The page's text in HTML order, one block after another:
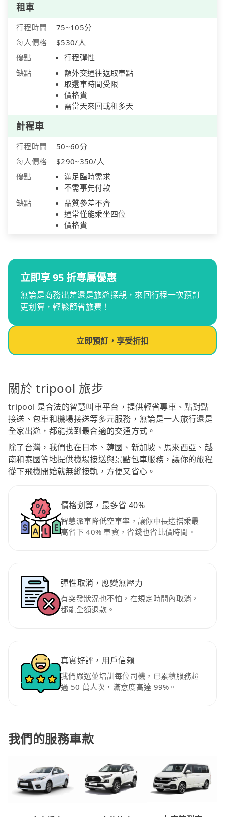
租車
行程時間
75~105分
每人價格
$530/人
優點
行程彈性
缺點
額外交通往返取車點
取還車時間受限
價格貴
需當天來回或租多天
計程車
行程時間
50~60分
每人價格
$290~350/人
優點
滿足臨時需求
不需事先付款
缺點
品質參差不齊
通常僅能乘坐四位
價格貴
立即享 95 折專屬優惠
無論是商務出差還是旅遊探親，來回行程一次預訂
更划算，輕鬆節省旅費！
立即預訂，享受折扣
關於 tripool 旅步
tripool 是合法的智慧叫車平台，提供輕省專車、點對點
接送、包車和機場接送等多元服務，無論是一人旅行還是
全家出遊，都能找到最合適的交通方式。
除了台灣，我們也在日本、韓國、新加坡、馬來西亞、越
南和泰國等地提供機場接送與景點包車服務，讓你的旅程
從下飛機開始就無縫接軌，方便又省心。
價格划算，最多省 40%
智慧派車降低空車率，讓你中長途搭乘最
高省下 40% 車資，省錢也省比價時間。
彈性取消，應變無壓力
有突發狀況也不怕，在規定時間內取消，
都能全額退款。
真實好評，用戶信賴
我們嚴選並培訓每位司機，已累積服務超
過 50 萬人次，滿意度高達 99%。
我們的服務車款